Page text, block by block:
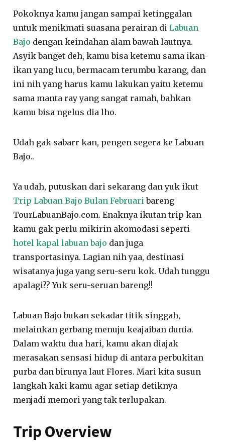
Pokoknya kamu jangan sampai ketinggalan
untuk menikmati suasana perairan diLabuan
Bajo dengan keindahan alam bawah lautnya.
Asyik banget deh, kamu bisa ketemu sama ikan-
ikan yang lucu, bermacam terumbu karang, dan
ini nih yang harus kamu lakukan yaitu ketemu
sama manta ray yang sangat ramah, bahkan
kamu bisa ngelus dia lho.
Udah gak sabarr kan, pengen segera ke Labuan
Bajo..
Ya udah, putuskan dari sekarang dan yuk ikut
Trip Labuan Bajo Bulan Februaribareng
TourLabuanBajo.com. Enaknya ikutan trip kan
kamu gak perlu mikirin akomodasi seperti
hotel kapal labuan bajo dan juga
transportasinya. Lagian nih yaa, destinasi
wisatanya juga yang seru-seru kok. Udah tunggu
apalagi?? Yuk seru-seruan bareng!!
Labuan Bajo bukan sekadar titik singgah,
melainkan gerbang menuju keajaiban dunia.
Dalam waktu dua hari, kamu akan diajak
merasakan sensasi hidup di antara perbukitan
purba dan birunya laut Flores. Mari kita susun
langkah kaki kamu agar setiap detiknya
menjadi memori yang tak terlupakan.
Trip Overview